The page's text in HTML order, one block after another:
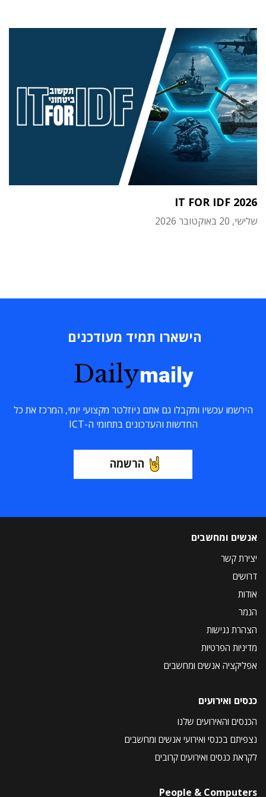
IT FOR IDF 2026
שלישי, 20 באוקטובר 2026
הישארו תמיד מעודכנים
Dailymaily
הירשמו עכשיו ותקבלו גם אתם ניוזלטר מקצועי יומי, המרכז את כל
החדשות והעדכונים בתחומי ה-ICT
הרשמה
אנשים ומחשבים
יצירת קשר
דרושים
אודות
הנמר
הצהרת נגישות
מדיניות הפרטיות
אפליקציה אנשים ומחשבים
כנסים ואירועים
הכנסים והאירועים שלנו
נצפיתם בכנסי ואירועי אנשים ומחשבים
לקראת כנסים ואירועים קרובים
People & Computers